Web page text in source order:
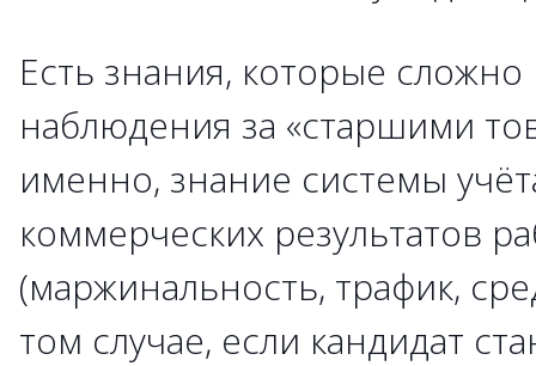
Есть знания, которые сложно
наблюдения за «старшими
именно, знание системы
коммерческих результатов
(маржинальность, трафик,
том случае, если кандидат